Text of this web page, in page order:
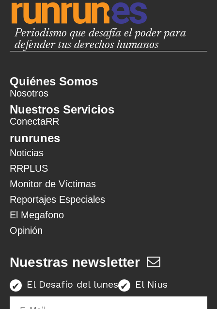
Periodismo que desafía el poder para
defender tus derechos humanos
Quiénes Somos
Nosotros
Nuestros Servicios
ConectaRR
runrunes
Noticias
RRPLUS
Monitor de Víctimas
Reportajes Especiales
El Megafono
Opinión
Nuestras newsletter
El Desafío del lunes El Nius